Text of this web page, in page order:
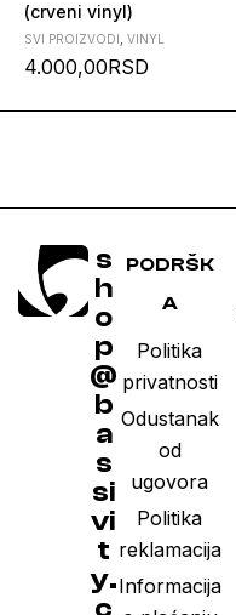
(crveni vinyl)
SVI PROIZVODI VINYL
4.000,00RSD
s
h
o
p
@
b
a
s
si
vi
t
y.
c
PODRŠK
A
Politika
privatnosti
Odustanak
od
ugovora
Politika
reklamacija
Informacija